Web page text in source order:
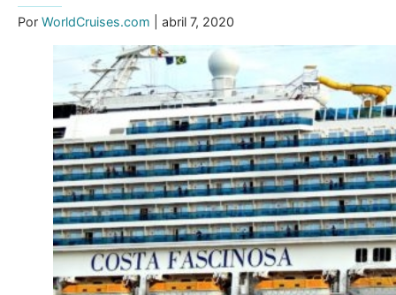
Por WorldCruises.com | abril 7, 2020